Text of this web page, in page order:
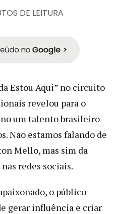
DE LEITURA
Estou Aqui” no circuito
revelou para o
um talento brasileiro
Não estamos falando de
Mello, mas sim da
redes sociais.
o público
gerar influência e criar